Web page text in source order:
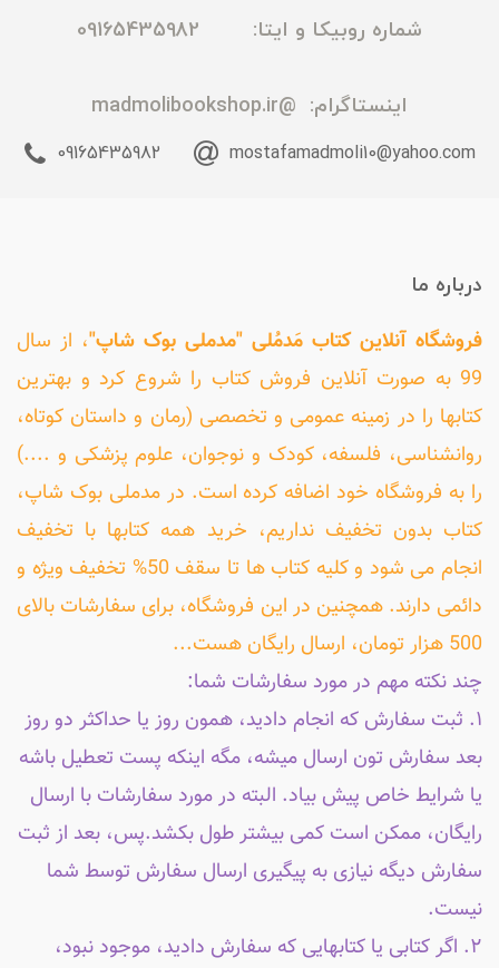
شماره روبیکا و ایتا: 09165435982
اینستاگرام: @madmolibookshop.ir
mostafamadmoli10@yahoo.com
09165435982
درباره ما
فروشگاه آنلاین کتاب مَدمُلی "مدملی بوک شاپ"، از سال
99 به صورت آنلاین فروش کتاب را شروع کرد و بهترین
کتابها را در زمینه عمومی و تخصصی (رمان و داستان کوتاه،
روانشناسی، فلسفه، کودک و نوجوان، علوم پزشکی و ....)
را به فروشگاه خود اضافه کرده است. در مدملی بوک شاپ،
کتاب بدون تخفیف نداریم، خرید همه کتابها با تخفیف
انجام می شود و کلیه کتاب ها تا سقف 50% تخفیف ویژه و
دائمی دارند. همچنین در این فروشگاه، برای سفارشات بالای
500 هزار تومان، ارسال رایگان هست...
چند نکته مهم در مورد سفارشات شما:
۱. ثبت سفارش که انجام دادید، همون روز یا حداکثر دو روز
بعد سفارش تون ارسال میشه، مگه اینکه پست تعطیل باشه
یا شرایط خاص پیش بیاد. البته در مورد سفارشات با ارسال
رایگان، ممکن است کمی بیشتر طول بکشد.پس، بعد از ثبت
سفارش دیگه نیازی به پیگیری ارسال سفارش توسط شما
نیست.
۲. اگر کتابی یا کتابهایی که سفارش دادید، موجود نبود،